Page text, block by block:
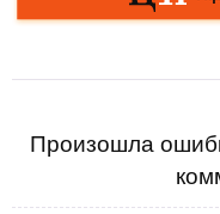
Произошла